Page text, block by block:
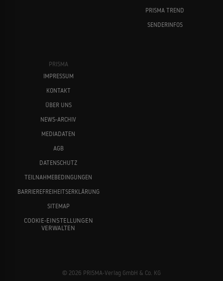
PRISMA TREND
SENDERINFOS
PRISMA
IMPRESSUM
KONTAKT
ÜBER UNS
NEWS-ARCHIV
MEDIADATEN
AGB
DATENSCHUTZ
TEILNAHMEBEDINGUNGEN
BARRIEREFREIHEITSERKLÄRUNG
SITEMAP
COOKIE-EINSTELLUNGEN
VERWALTEN
© 2026 PRISMA-Verlag GmbH & Co. KG